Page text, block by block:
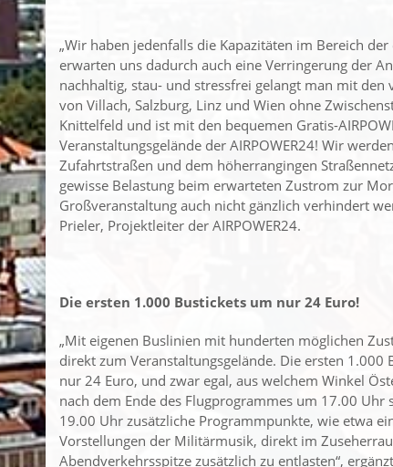
„Wir haben jedenfalls die Kapazitäten im Bereich
erwarten uns dadurch auch eine Verringerung der
nachhaltig, stau- und stressfrei gelangt man mit
von Villach, Salzburg, Linz und Wien ohne
Knittelfeld und ist mit den bequemen Gratis-
Veranstaltungsgelände der AIRPOWER24! Wir
Zufahrtstraßen und dem höherrangingen
gewisse Belastung beim erwarteten Zustrom zur
Großveranstaltung auch nicht gänzlich verhindert
Prieler, Projektleiter der AIRPOWER24.
Die ersten 1.000 Bustickets um nur 24 Euro!
„Mit eigenen Buslinien mit hunderten möglichen
direkt zum Veranstaltungsgelände. Die ersten
nur 24 Euro, und zwar egal, aus welchem Winkel
nach dem Ende des Flugprogrammes um 17.00 Uhr
19.00 Uhr zusätzliche Programmpunkte, wie etwa
Vorstellungen der Militärmusik, direkt im
Abendverkehrsspitze zusätzlich zu entlasten“,